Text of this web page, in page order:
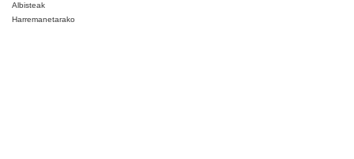
Albisteak
Harremanetarako